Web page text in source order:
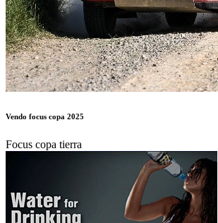
Vendo focus copa 2025
Focus copa tierra